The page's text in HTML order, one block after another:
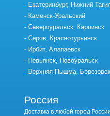
Екатеринбург, Нижний
Каменск-Уральский
Североуральск, Карпинск
Серов, Краснотурьинск
Ирбит, Алапаевск
Невьянск, Новоуральск
Верхняя Пышма,
Россия
Доставка в любой город